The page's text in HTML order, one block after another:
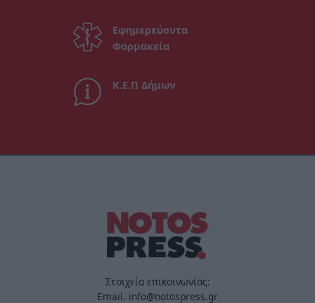
Εφημερεύοντα
Φαρμακεία
Κ.Ε.Π Δήμων
Στοιχεία επικοινωνίας:
Email. info@notospress.gr